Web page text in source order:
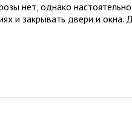
нет, однако
и закрывать двери и окна.